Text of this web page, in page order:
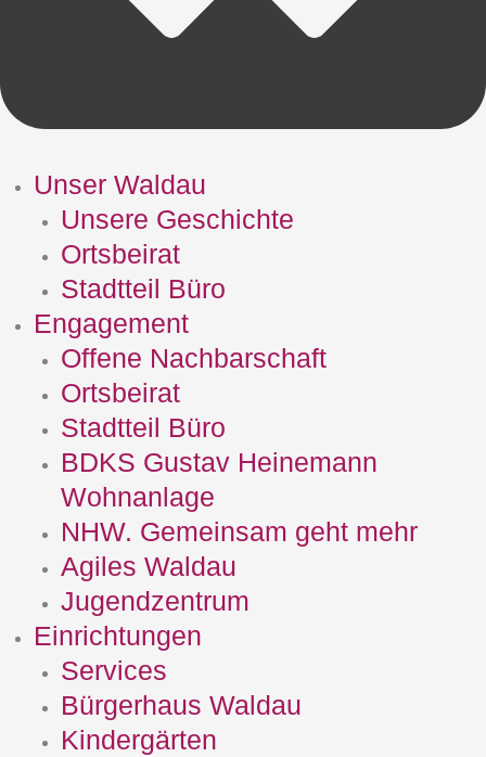
Unser Waldau
Unsere Geschichte
Ortsbeirat
Stadtteil Büro
Engagement
Offene Nachbarschaft
Ortsbeirat
Stadtteil Büro
BDKS Gustav Heinemann
Wohnanlage
NHW. Gemeinsam geht mehr
Agiles Waldau
Jugendzentrum
Einrichtungen
Services
Bürgerhaus Waldau
Kindergärten